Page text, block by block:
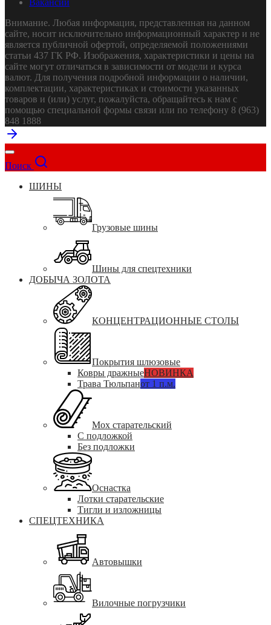
Внимание. Любая информация, представленная на данном
сайте, носит исключительно информационный характер и не
является публичной офертой, определяемой положениями
статьи 437 ГК РФ. Изображения, характеристики и цены на
сайте могут отличаться в зависимости от модели и курса
валют. Для получения подробной информации о наличии,
комплектации, характеристиках и стоимости указанных
товаров и (или) услуг, пожалуйста, обращайтесь к нам с
помощью специальной формы связи или по телефону 8 (963)
848 1888
Поиск
ШИНЫ
Грузовые шины
Шины для спецтехники
ДОБЫЧА ЗОЛОТА
КОНЦЕНТРАЦИОННЫЕ СТОЛЫ
Покрытия шлюзовые
Ковры дражныеНОВИНКА
Трава Тюльпанот 1 п.м.
Мох старательский
С подложкой
Без подложки
Оснастка
Лотки старательские
Тигли и изложницы
СПЕЦТЕХНИКА
Автовышки
Вилочные погрузчики